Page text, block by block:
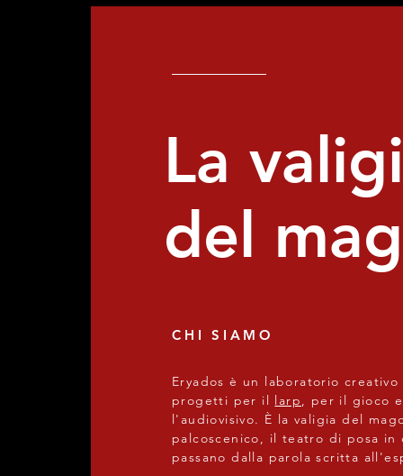
La
del
CHI SIAMO
Eryados è un laboratorio
progetti per il larp, per il gioco
l'audiovisivo. È la valigia del
palcoscenico, il teatro di posa in
passano dalla parola scritta